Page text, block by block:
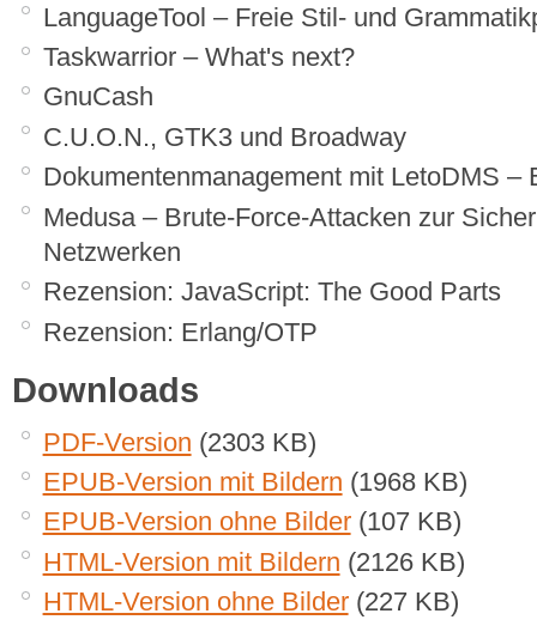
LanguageTool – Freie Stil- und
Taskwarrior – What's next?
GnuCash
C.U.O.N., GTK3 und Broadway
Dokumentenmanagement mit LetoDMS –
Medusa – Brute-Force-Attacken zur
Netzwerken
Rezension: JavaScript: The Good Parts
Rezension: Erlang/OTP
Downloads
PDF-Version (2303 KB)
EPUB-Version mit Bildern (1968 KB)
EPUB-Version ohne Bilder(107 KB)
HTML-Version mit Bildern (2126 KB)
HTML-Version ohne Bilder(227 KB)